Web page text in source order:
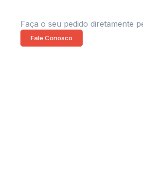
Faça o seu pedido diretamente
Fale Conosco